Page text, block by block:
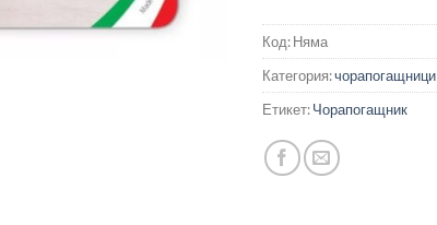
Код:Няма
Категория:чорапогащници
Етикет:Чорапогащник